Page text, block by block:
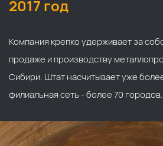
2017 год
Компания крепко удерживает за
продаже и производству
Сибири. Штат насчитывает уже
филиальная сеть - более 70 городов.